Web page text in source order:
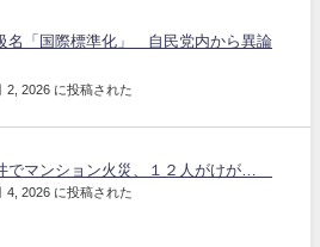
名「国際標準化」 自民党内から異論
2, 2026 に投稿された
でマンション火災、１２人がけが…
4, 2026 に投稿された